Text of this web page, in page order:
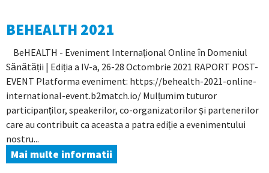
BEHEALTH 2021
BeHEALTH - Eveniment Internațional Online în Domeniul
Sănătății | Ediția a IV-a, 26-28 Octombrie 2021 RAPORT POST-
EVENT Platforma eveniment: https://behealth-2021-online-
international-event.b2match.io/ Mulțumim tuturor
participanților, speakerilor, co-organizatorilor și partenerilor
care au contribuit ca aceasta a patra ediție a evenimentului
nostru...
Mai multe informatii